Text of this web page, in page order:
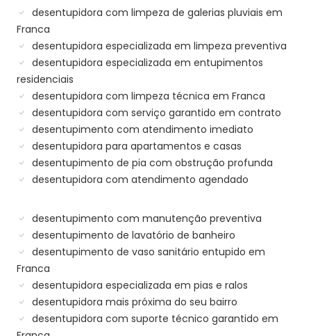
desentupidora com limpeza de galerias pluviais em
Franca
desentupidora especializada em limpeza preventiva
desentupidora especializada em entupimentos
residenciais
desentupidora com limpeza técnica em Franca
desentupidora com serviço garantido em contrato
desentupimento com atendimento imediato
desentupidora para apartamentos e casas
desentupimento de pia com obstrução profunda
desentupidora com atendimento agendado
desentupimento com manutenção preventiva
desentupimento de lavatório de banheiro
desentupimento de vaso sanitário entupido em
Franca
desentupidora especializada em pias e ralos
desentupidora mais próxima do seu bairro
desentupidora com suporte técnico garantido em